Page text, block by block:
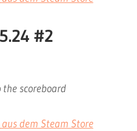
#2
scoreboard
dem Steam Store